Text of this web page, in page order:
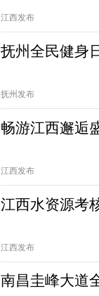
江西发布
抚州全民健身
抚州发布
畅游江西邂逅
江西发布
江西水资源考
江西发布
南昌圭峰大道